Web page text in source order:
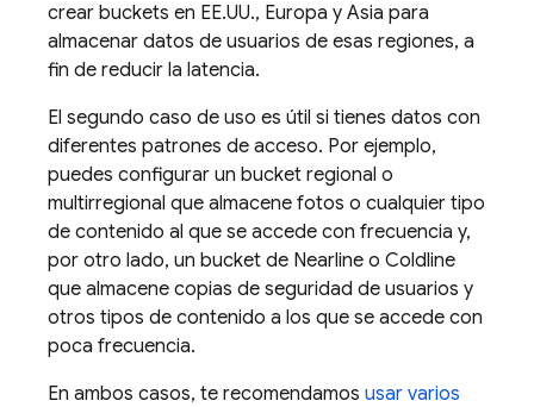
crear buckets en EE.UU., Europa y Asia para
almacenar datos de usuarios de esas regiones, a
fin de reducir la latencia.
El segundo caso de uso es útil si tienes datos con
diferentes patrones de acceso. Por ejemplo,
puedes configurar un bucket regional o
multirregional que almacene fotos o cualquier tipo
de contenido al que se accede con frecuencia y,
por otro lado, un bucket de Nearline o Coldline
que almacene copias de seguridad de usuarios y
otros tipos de contenido a los que se accede con
poca frecuencia.
En ambos casos, te recomendamos usar varios